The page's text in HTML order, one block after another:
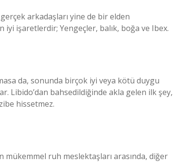
arkadaşları yine de bir elden
işaretlerdir; Yengeçler, balık, boğa ve Ibex.
da, sonunda birçok iyi veya kötü duygu
Libido’dan bahsedildiğinde akla gelen ilk şey,
hissetmez.
ruh meslektaşları arasında, diğer